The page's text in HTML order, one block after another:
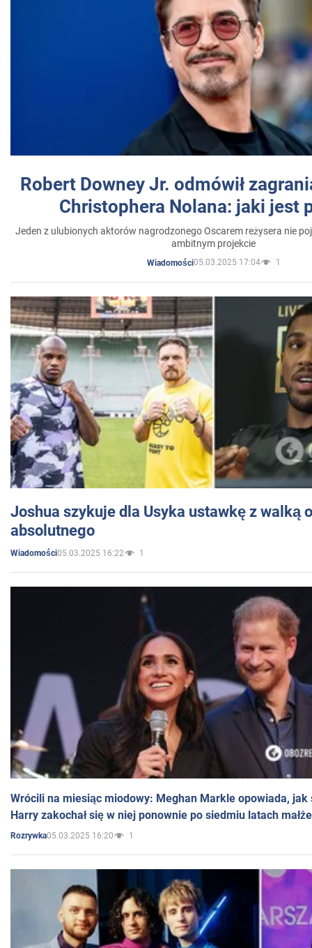
Robert Downey Jr. odmówił
Christophera Nolana: jaki jest
Jeden z ulubionych aktorów nagrodzonego Oscarem reżysera nie
ambitnym projekcie
Wiadomości05.03.2025 17:04 1
Joshua szykuje dla Usyka ustawkę z walką
absolutnego
Wiadomości05.03.2025 16:22 1
Wrócili na miesiąc miodowy: Meghan Markle opowiada, jak
Harry zakochał się w niej ponownie po siedmiu latach
Rozrywka05.03.2025 16:20 1